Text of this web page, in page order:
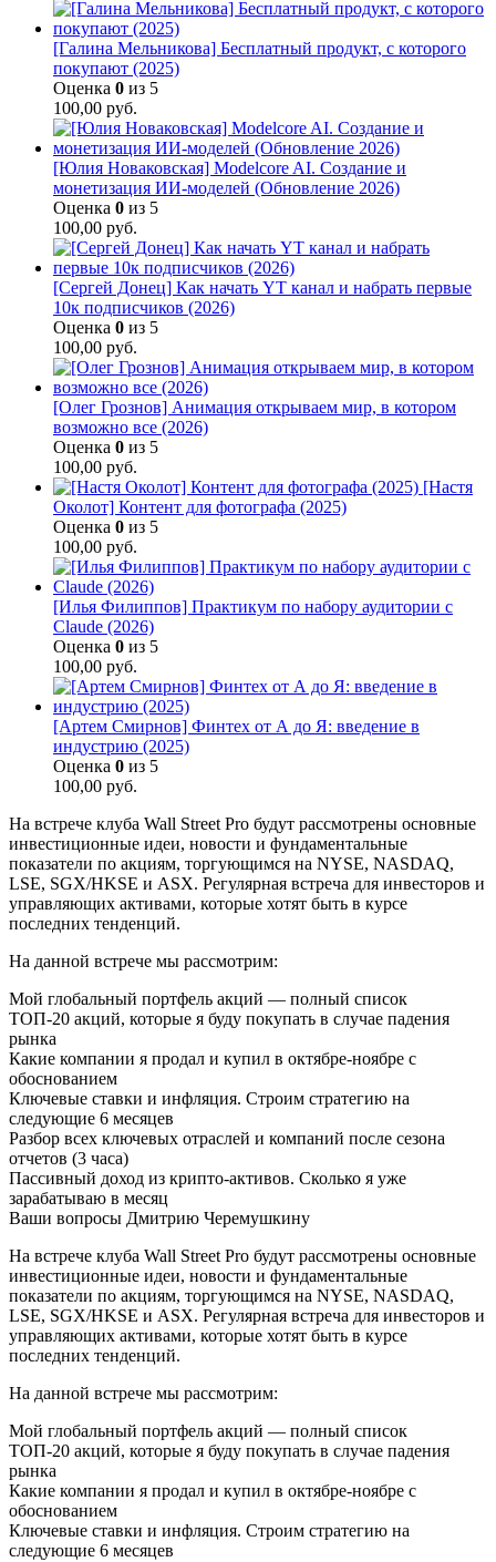
[Галина Мельникова] Бесплатный продукт, с которого
покупают (2025)
Оценка 0 из 5
100,00 руб.
[Юлия Новаковская] Modelcore AI. Создание и
монетизация ИИ-моделей (Обновление 2026)
Оценка 0 из 5
100,00 руб.
[Сергей Донец] Как начать YT канал и набрать первые
10к подписчиков (2026)
Оценка 0 из 5
100,00 руб.
[Олег Грознов] Анимация открываем мир, в котором
возможно все (2026)
Оценка 0 из 5
100,00 руб.
[Настя
Околот] Контент для фотографа (2025)
Оценка 0 из 5
100,00 руб.
[Илья Филиппов] Практикум по набору аудитории с
Claude (2026)
Оценка 0 из 5
100,00 руб.
[Артем Смирнов] Финтех от А до Я: введение в
индустрию (2025)
Оценка 0 из 5
100,00 руб.
На встрече клуба Wall Street Pro будут рассмотрены основные
инвестиционные идеи, новости и фундаментальные
показатели по акциям, торгующимся на NYSE, NASDAQ,
LSE, SGX/HKSE и ASX. Регулярная встреча для инвесторов и
управляющих активами, которые хотят быть в курсе
последних тенденций.
На данной встрече мы рассмотрим:
Мой глобальный портфель акций — полный список
ТОП-20 акций, которые я буду покупать в случае падения
рынка
Какие компании я продал и купил в октябре-ноябре с
обоснованием
Ключевые ставки и инфляция. Строим стратегию на
следующие 6 месяцев
Разбор всех ключевых отраслей и компаний после сезона
отчетов (3 часа)
Пассивный доход из крипто-активов. Сколько я уже
зарабатываю в месяц
Ваши вопросы Дмитрию Черемушкину
На встрече клуба Wall Street Pro будут рассмотрены основные
инвестиционные идеи, новости и фундаментальные
показатели по акциям, торгующимся на NYSE, NASDAQ,
LSE, SGX/HKSE и ASX. Регулярная встреча для инвесторов и
управляющих активами, которые хотят быть в курсе
последних тенденций.
На данной встрече мы рассмотрим:
Мой глобальный портфель акций — полный список
ТОП-20 акций, которые я буду покупать в случае падения
рынка
Какие компании я продал и купил в октябре-ноябре с
обоснованием
Ключевые ставки и инфляция. Строим стратегию на
следующие 6 месяцев